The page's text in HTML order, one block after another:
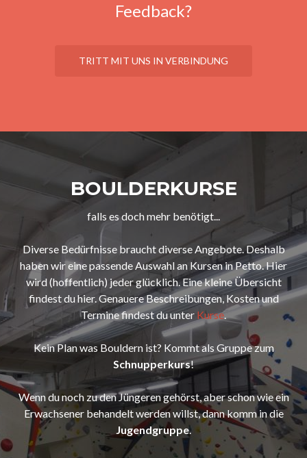
Feedback?
TRITT MIT UNS IN VERBINDUNG
BOULDERKURSE
falls es doch mehr benötigt...
Diverse Bedürfnisse braucht diverse Angebote. Deshalb
haben wir eine passende Auswahl an Kursen in Petto. Hier
wird (hoffentlich) jeder glücklich. Eine kleine Übersicht
findest du hier. Genauere Beschreibungen, Kosten und
Termine findest du unter Kurse.
Kein Plan was Bouldern ist? Kommt als Gruppe zum
Schnupperkurs!
Wenn du noch zu den Jüngeren gehörst, aber schon wie ein
Erwachsener behandelt werden willst, dann komm in die
Jugendgruppe.